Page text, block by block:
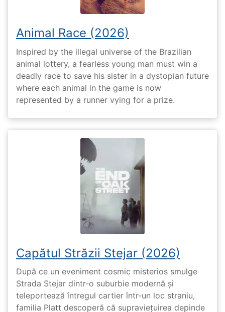
Animal Race (2026)
Inspired by the illegal universe of the Brazilian
animal lottery, a fearless young man must win a
deadly race to save his sister in a dystopian future
where each animal in the game is now
represented by a runner vying for a prize.
Capătul Străzii Stejar (2026)
După ce un eveniment cosmic misterios smulge
Strada Stejar dintr-o suburbie modernă și
teleportează întregul cartier într-un loc straniu,
familia Platt descoperă că supraviețuirea depinde